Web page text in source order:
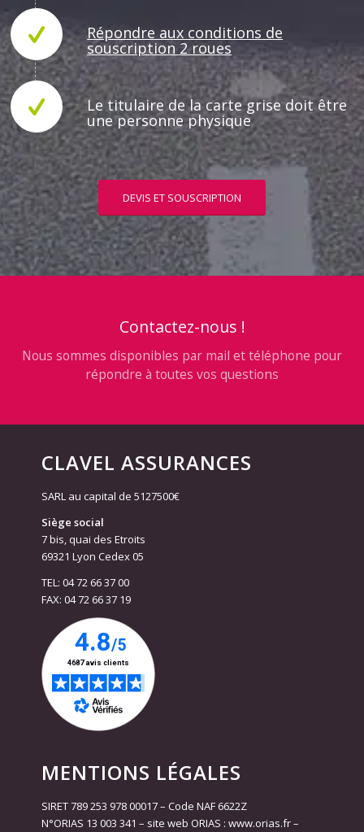
Répondre aux conditions de
souscription 2 roues
Le titulaire de la carte grise doit être
une personne physique
DEVIS ET SOUSCRIPTION
Contactez-nous !
Nous sommes disponibles par mail et téléphone pour
répondre à toutes vos questions
CLAVEL ASSURANCES
SARL au capital de 5127500€
Siège social
7 bis, quai des Etroits
69321 Lyon Cedex 05
TEL: 04 72 66 37 00
FAX: 04 72 66 37 19
MENTIONS LÉGALES
SIRET 789 253 978 00017 – Code NAF 6622Z
N°ORIAS 13 003 341 – site web ORIAS : www.orias.fr –